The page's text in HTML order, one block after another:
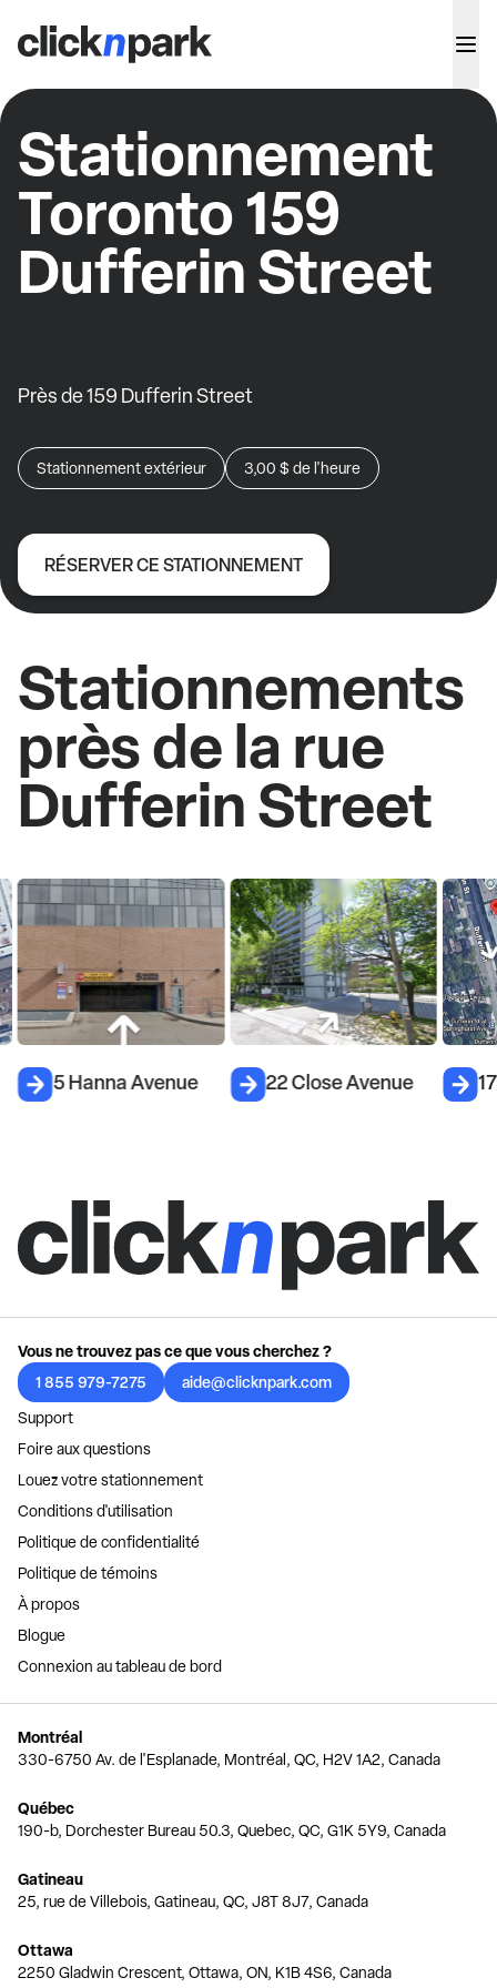
Stationnement
Toronto 159
Dufferin Street
Près de 159 Dufferin Street
Stationnement extérieur 3,00 $ de l'heure
RÉSERVER CE STATIONNEMENT
Stationnements
près de la rue
Dufferin Street
5 Hanna Avenue 22 Close Avenue
Vous ne trouvez pas ce que vous cherchez ?
1 855 979-7275
aide@clicknpark.com
Support
Foire aux questions
Louez votre stationnement
Conditions d'utilisation
Politique de confidentialité
Politique de témoins
À propos
Blogue
Connexion au tableau de bord
Montréal
330-6750 Av. de l'Esplanade, Montréal, QC, H2V 1A2, Canada
Québec
190-b, Dorchester Bureau 50.3, Quebec, QC, G1K 5Y9, Canada
Gatineau
25, rue de Villebois, Gatineau, QC, J8T 8J7, Canada
Ottawa
2250 Gladwin Crescent, Ottawa, ON, K1B 4S6, Canada